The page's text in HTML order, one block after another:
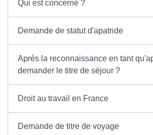
Qui est concerné ?
Demande de statut d'apatride
Après la reconnaissance en tant
demander le titre de séjour ?
Droit au travail en France
Demande de titre de voyage